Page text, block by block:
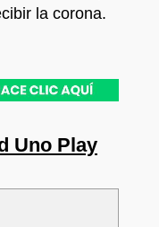
la corona.
Uno Play